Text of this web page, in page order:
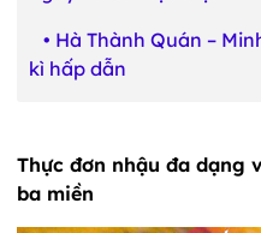
• Hà Thành Quán –
kì hấp dẫn
Thực đơn nhậu đa dạng
ba miền